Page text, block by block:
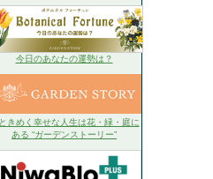
今日のあなたの運勢は？
きめく幸せな人生は花・緑・庭に
ある “ガーデンストーリー”